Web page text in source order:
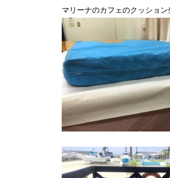
マリーナのカフェのクッショ